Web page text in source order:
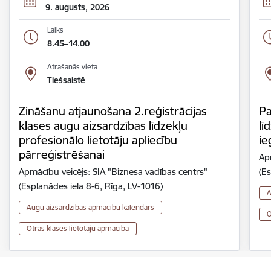
9. augusts, 2026
Laiks
8.45–14.00
Atrašanās vieta
Tiešsaistē
Zināšanu atjaunošana 2.reģistrācijas
klases augu aizsardzības līdzekļu
profesionālo lietotāju apliecību
pārreģistrēšanai
Apmācību veicējs: SIA "Biznesa vadības centrs"
(Esplanādes iela 8-6, Rīga, LV-1016)
Augu aizsardzības apmācību kalendārs
Otrās klases lietotāju apmācība